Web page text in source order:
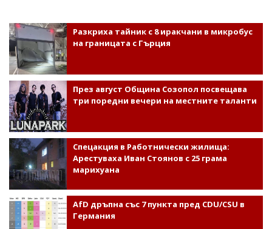
Разкриха тайник с 8 иракчани в микробус
на границата с Гърция
През август Община Созопол посвещава
три поредни вечери на местните таланти
Спецакция в Работнически жилища:
Арестуваха Иван Стоянов с 25 грама
марихуана
AfD дръпна със 7 пункта пред CDU/CSU в
Германия